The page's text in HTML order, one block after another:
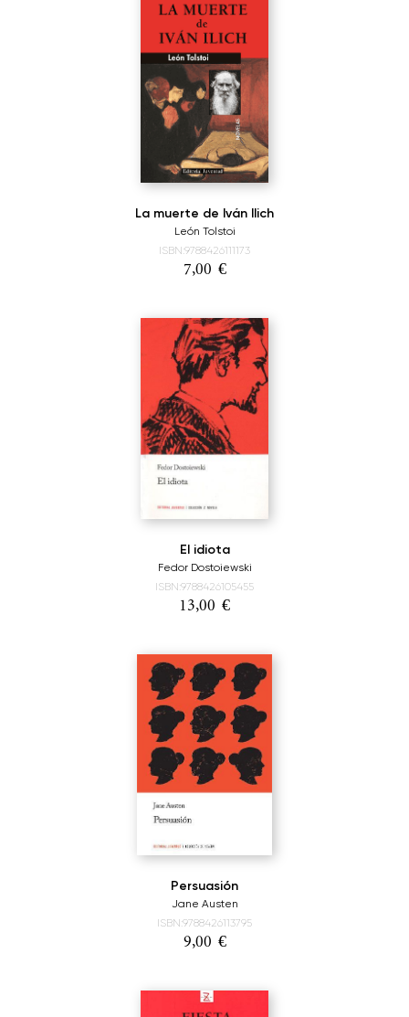
La muerte de Iván Ilich
León Tolstoi
ISBN:9788426111173
7,00 €
El idiota
Fedor Dostoiewski
ISBN:9788426105455
13,00 €
Persuasión
Jane Austen
ISBN:9788426113795
9,00 €